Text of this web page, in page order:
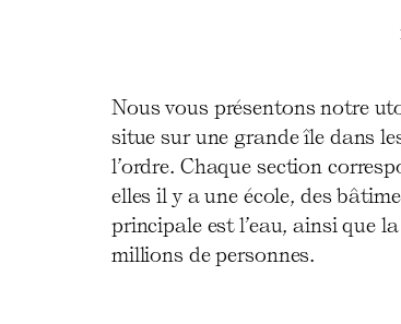
Nous vous présentons notre
situe sur une grande île dans
l’ordre. Chaque section
elles il y a une école, des
principale est l’eau, ainsi que
millions de personnes.